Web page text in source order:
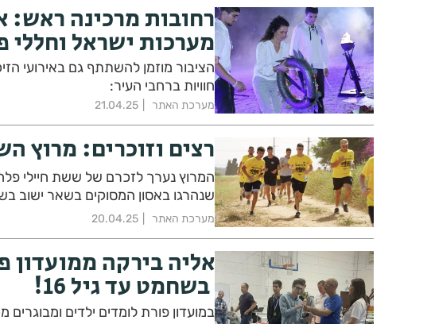
רחובות מרכינה ראש:
מערכות ישראל וחללי
הציבור מוזמן להשתתף גם באירועי
חוויות ברחבי העיר:
מערכת האתר 21.04.25
רצים וזוכרים: מרוץ
המרוץ נערך לזכרם של ששת חיילי
שנהרגו באסון המסוקים בשאר ישוב בשנת
מערכת האתר 20.04.25
אליה בירקה ממועדון
בשחמט עד גיל 16!
במועדון פורת לומדים ילדים